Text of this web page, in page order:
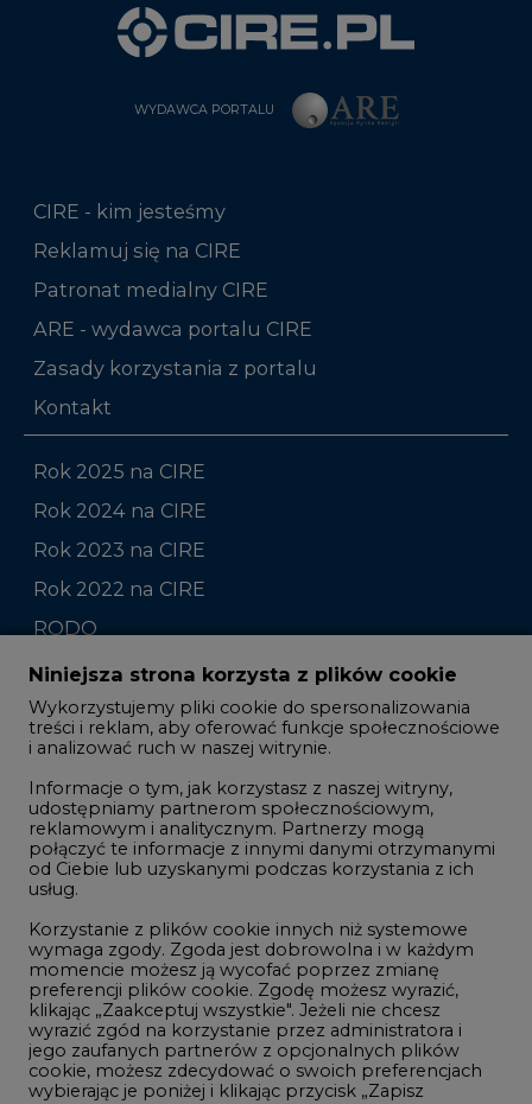
WYDAWCA PORTALU
CIRE - kim jesteśmy
Rok 2025 na CIRE
Rok 2024 na CIRE
Zmiany kadrowe na rynku
Studio CIRE
Rozmowy o energetyce
Gospodarka
Geopolityka
LTE450
Innowacje i AI
Telekomunikacja i IT
Handel emisjami CO2
Wodór
Górnictwo
Niniejsza strona korzysta z plików cookie
Wykorzystujemy pliki cookie do spersonalizowania
treści i reklam, aby oferować funkcje społecznościowe
i analizować ruch w naszej witrynie.
Informacje o tym, jak korzystasz z naszej witryny,
udostępniamy partnerom społecznościowym,
reklamowym i analitycznym. Partnerzy mogą
połączyć te informacje z innymi danymi otrzymanymi
od Ciebie lub uzyskanymi podczas korzystania z ich
usług.
Korzystanie z plików cookie innych niż systemowe
wymaga zgody. Zgoda jest dobrowolna i w każdym
momencie możesz ją wycofać poprzez zmianę
preferencji plików cookie. Zgodę możesz wyrazić,
klikając „Zaakceptuj wszystkie". Jeżeli nie chcesz
wyrazić zgód na korzystanie przez administratora i
jego zaufanych partnerów z opcjonalnych plików
cookie, możesz zdecydować o swoich preferencjach
wybierając je poniżej i klikając przycisk „Zapisz